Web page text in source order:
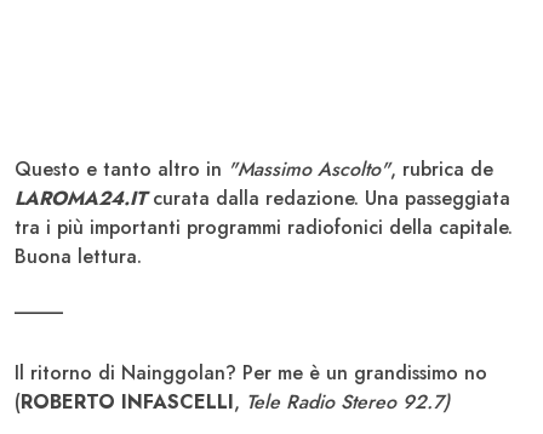
Questo e tanto altro in "Massimo Ascolto", rubrica de
LAROMA24.ITcurata dalla redazione. Una passeggiata
tra i più importanti programmi radiofonici della capitale.
Buona lettura.
Il ritorno di Nainggolan? Per me è un grandissimo no
(ROBERTO INFASCELLI, Tele Radio Stereo 92.7)